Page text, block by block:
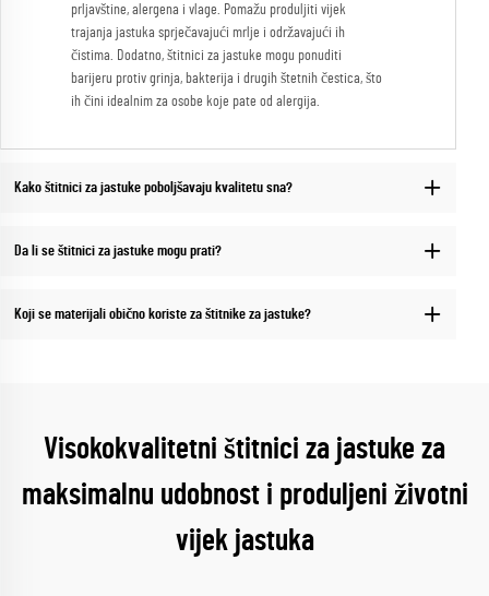
prljavštine, alergena i vlage. Pomažu produljiti vijek
trajanja jastuka sprječavajući mrlje i održavajući ih
čistima. Dodatno, štitnici za jastuke mogu ponuditi
barijeru protiv grinja, bakterija i drugih štetnih čestica, što
ih čini idealnim za osobe koje pate od alergija.
Kako štitnici za jastuke poboljšavaju kvalitetu sna?
Da li se štitnici za jastuke mogu prati?
Koji se materijali obično koriste za štitnike za jastuke?
Visokokvalitetni štitnici za jastuke za
maksimalnu udobnost i produljeni životni
vijek jastuka